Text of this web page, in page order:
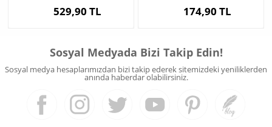
529,90 TL 174,90 TL
Sosyal Medyada Bizi Takip Edin!
Sosyal medya hesaplarımızdan bizi takip ederek sitemizdeki yeniliklerden
anında haberdar olabilirsiniz.